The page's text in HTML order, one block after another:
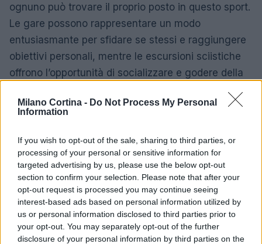
Milano Cortina - Do Not Process My Personal
Information
If you wish to opt-out of the sale, sharing to third parties, or
processing of your personal or sensitive information for
targeted advertising by us, please use the below opt-out
section to confirm your selection. Please note that after your
opt-out request is processed you may continue seeing
interest-based ads based on personal information utilized by
us or personal information disclosed to third parties prior to
your opt-out. You may separately opt-out of the further
disclosure of your personal information by third parties on the
ognuno può trovare il proprio posto in questo sport.
Le gare possono rappresentare un modo
entusiasmante per sfidare se stessi e raggiungere
obiettivi personali, mentre le escursioni sciistiche
offrono l’opportunità di socializzare e godere della
Che si sia principianti o esperti, c’è sempre
resta che indossare gli sci e lanciarsi in questa
straordinaria esperienza sulla neve!
AUTORE
AiAdhubMedia